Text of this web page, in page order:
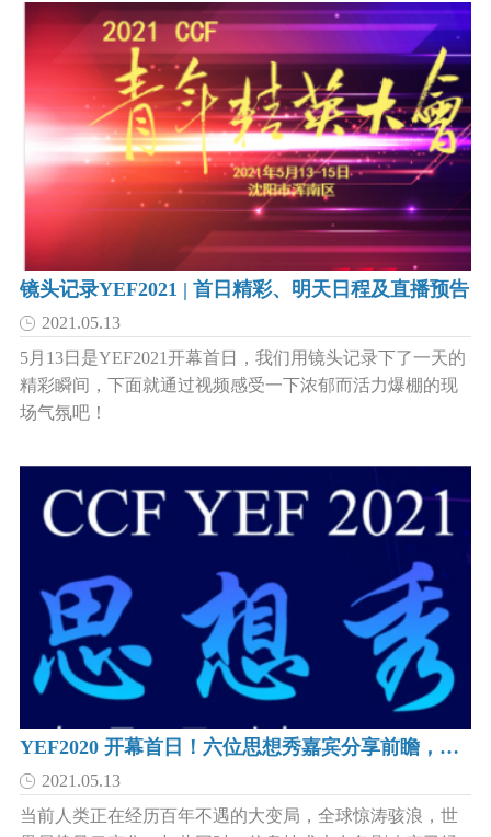
秀展示分享环节：
镜头记录YEF2021 | 首日精彩、明天日程及直播预告
2021.05.13
5月13日是YEF2021开幕首日，我们用镜头记录下了一天的
精彩瞬间，下面就通过视频感受一下浓郁而活力爆棚的现
场气氛吧！
YEF2020 开幕首日！六位思想秀嘉宾分享前瞻，探索未来！
2021.05.13
当前人类正在经历百年不遇的大变局，全球惊涛骇浪，世